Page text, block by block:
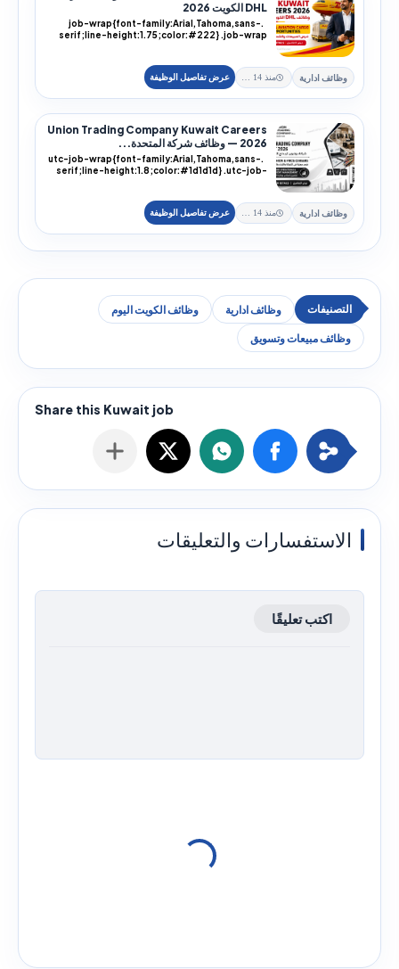
DHL الكويت 2026
.job-wrap{font-family:Arial,Tahoma,sans-
serif;line-height:1.75;color:#222} .job-wrap
وظائف ادارية
Union Trading Company Kuwait Careers
2026 — وظائف شركة المتحدة...
.utc-job-wrap{font-family:Arial,Tahoma,sans-
serif;line-height:1.8;color:#1d1d1d} .utc-job-
وظائف ادارية
وظائف ادارية وظائف الكويت اليوم
وظائف مبيعات وتسويق
الاستفسارات والتعليقات
اكتب تعليقًا